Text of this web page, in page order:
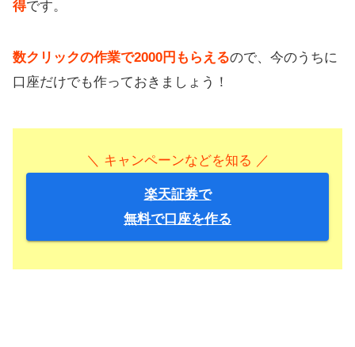
得です。
数クリックの作業で2000円もらえるので、今のうちに
口座だけでも作っておきましょう！
＼ キャンペーンなどを知る ／
楽天証券で
無料で口座を作る